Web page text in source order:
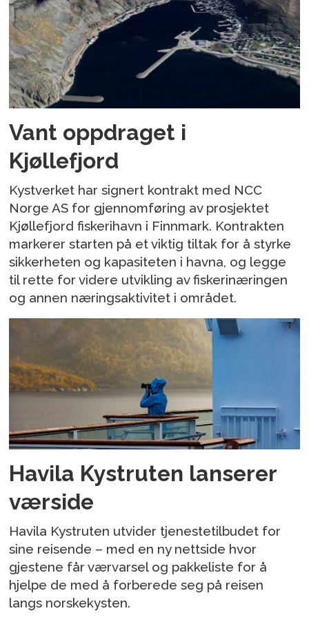
Vant oppdraget i
Kjøllefjord
Kystverket har signert kontrakt med NCC
Norge AS for gjennomføring av prosjektet
Kjøllefjord fiskerihavn i Finnmark. Kontrakten
markerer starten på et viktig tiltak for å styrke
sikkerheten og kapasiteten i havna, og legge
til rette for videre utvikling av fiskerinæringen
og annen næringsaktivitet i området.
Havila Kystruten lanserer
værside
Havila Kystruten utvider tjenestetilbudet for
sine reisende – med en ny nettside hvor
gjestene får værvarsel og pakkeliste for å
hjelpe de med å forberede seg på reisen
langs norskekysten.